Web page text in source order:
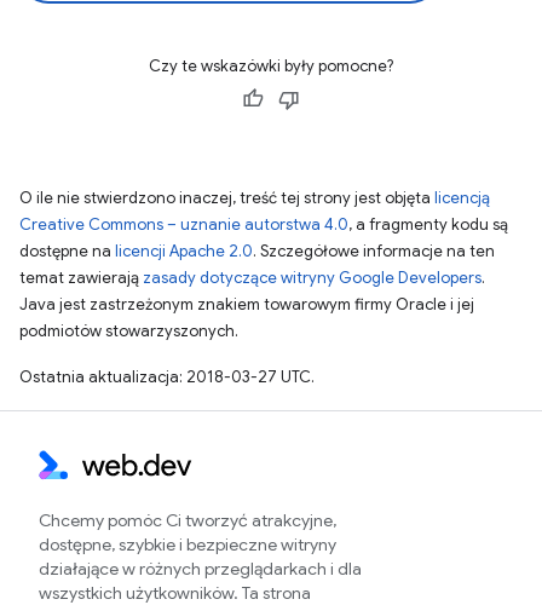
Czy te wskazówki były pomocne?
O ile nie stwierdzono inaczej, treść tej strony jest objęta licencją
Creative Commons – uznanie autorstwa 4.0, a fragmenty kodu są
dostępne na licencji Apache 2.0. Szczegółowe informacje na ten
temat zawierają zasady dotyczące witryny Google Developers.
Java jest zastrzeżonym znakiem towarowym firmy Oracle i jej
podmiotów stowarzyszonych.
Ostatnia aktualizacja: 2018-03-27 UTC.
Chcemy pomóc Ci tworzyć atrakcyjne,
dostępne, szybkie i bezpieczne witryny
działające w różnych przeglądarkach i dla
wszystkich użytkowników. Ta strona